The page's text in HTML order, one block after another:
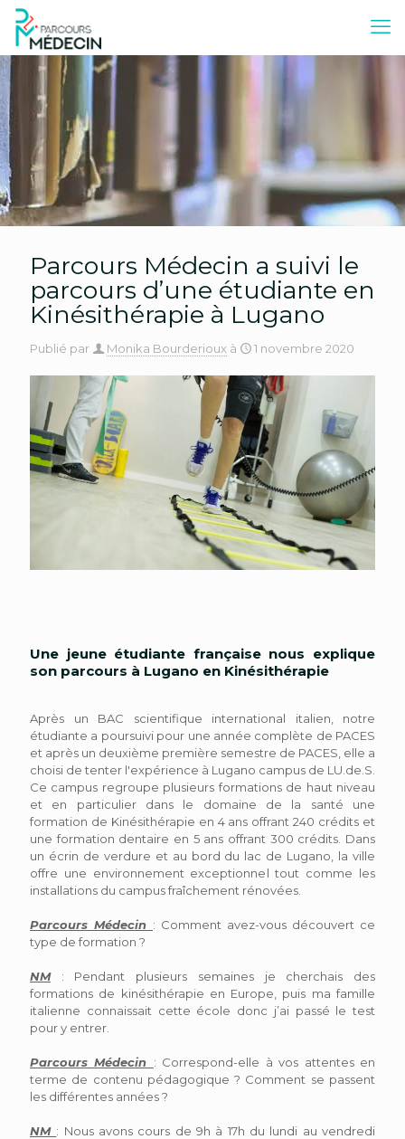
Parcours Médecin a suivi le
parcours d’une étudiante en
Kinésithérapie à Lugano
Publié par Monika Bourderioux à 1 novembre 2020
Une jeune étudiante française nous explique
son parcours à Lugano en Kinésithérapie
Après un BAC scientifique international italien, notre
étudiante a poursuivi pour une année complète de PACES
et après un deuxième première semestre de PACES, elle a
choisi de tenter l'expérience à Lugano campus de LU.de.S.
Ce campus regroupe plusieurs formations de haut niveau
et en particulier dans le domaine de la santé une
formation de Kinésithérapie en 4 ans offrant 240 crédits et
une formation dentaire en 5 ans offrant 300 crédits. Dans
un écrin de verdure et au bord du lac de Lugano, la ville
offre une environnement exceptionnel tout comme les
installations du campus fraîchement rénovées.
Parcours Médecin : Comment avez-vous découvert ce
type de formation ?
NM: Pendant plusieurs semaines je cherchais des
formations de kinésithérapie en Europe, puis ma famille
italienne connaissait cette école donc j’ai passé le test
pour y entrer.
Parcours Médecin : Correspond-elle à vos attentes en
terme de contenu pédagogique ? Comment se passent
les différentes années ?
NM : Nous avons cours de 9h à 17h du lundi au vendredi